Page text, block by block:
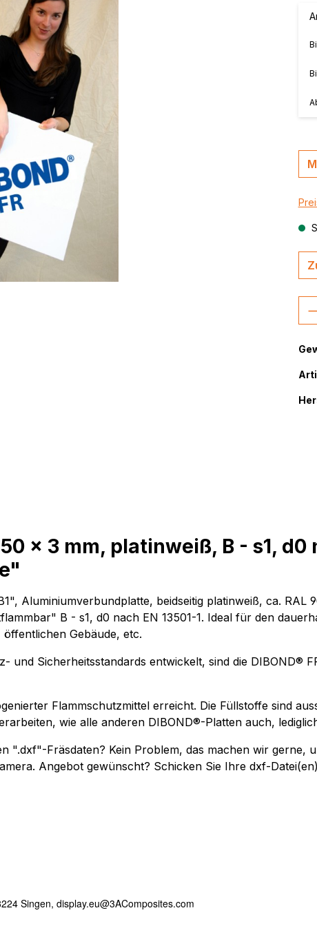
außen, B-s2,
anthrazit /
silber
x 3 mm, platinweiß, B - s1, d0
Aluminiumverbundplatte, beidseitig platinweiß, ca. RAL
B - s1, d0 nach EN 13501-1. Ideal für den
Gebäude, etc.
und Sicherheitsstandards entwickelt, sind die DIBOND®
Flammschutzmittel erreicht. Die Füllstoffe sind
wie alle anderen DIBOND®-Platten auch,
".dxf"-Fräsdaten? Kein Problem, das machen wir
Angebot gewünscht? Schicken Sie Ihre dxf-
Singen, display.eu@3AComposites.com